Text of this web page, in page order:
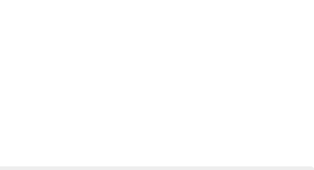
vrienden, met jou begint te praten over een